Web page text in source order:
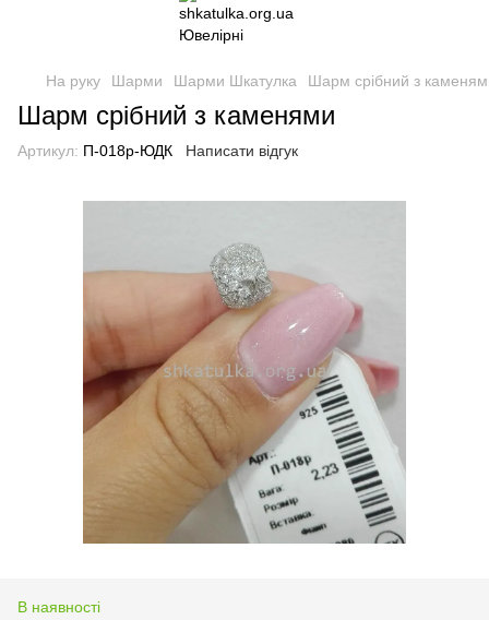
На руку Шарми Шарми Шкатулка Шарм срібний з
Шарм срібний з каменями
Артикул: П-018р-ЮДК Написати відгук
В наявності